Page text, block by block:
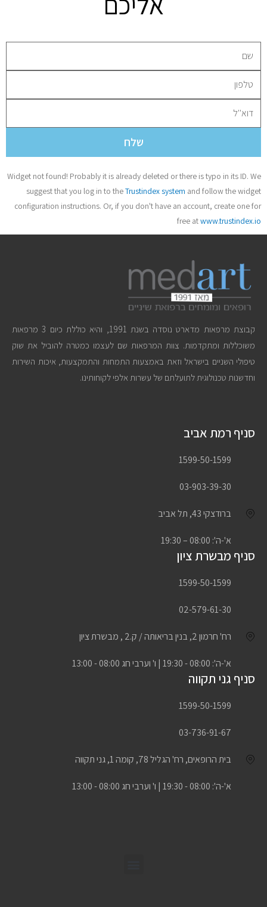
שלח
Widget not found! Probably it is already deleted or there is typo in its ID. We
suggest that you log in to theTrustindex system and follow the widget
configuration instructions. Or, if you don't have an account, create one for
free atwww.trustindex.io
קבוצת מרפאות מדארט נוסדה בשנת 1991, והיא כוללת כיום 3 מרפאות
משוכללות ומתקדמות. צוות המרפאות שם לעצמו כמטרה להוביל את שוק
טיפולי השניים בישראל וזאת באמצעות התמחות והתמקצעות, איכות השירות
וחדשנות טכנולוגית לתועלתם של עשרות אלפי לקוחותינו.
סניף רמת אביב
1599-50-1599
03-903-39-30
ברודצקי 43, תל אביב
א'-ה': 08:00 – 19:30
סניף מבשרת ציון
1599-50-1599
02-579-61-30
רח' חרמון 2, בנין בריאותה / ק.2 , מבשרת ציון
א'-ה': 08:00 - 19:30 | ו' וערבי חג 08:00 - 13:00
סניף גני תקווה
1599-50-1599
03-736-91-67
בית הרופאים, רח' הגליל 78, קומה 1, גני תקווה
א'-ה': 08:00 - 19:30 | ו' וערבי חג 08:00 - 13:00